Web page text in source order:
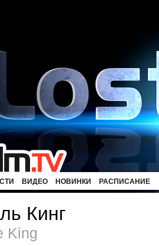
ВИДЕО НОВИНКИ РАСПИСАНИЕ
Кинг
King